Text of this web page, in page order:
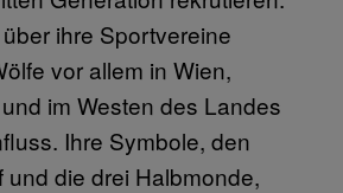
ihre Sportvereine
vor allem in Wien,
im Westen des Landes
Ihre Symbole, den
und die drei Halbmonde,